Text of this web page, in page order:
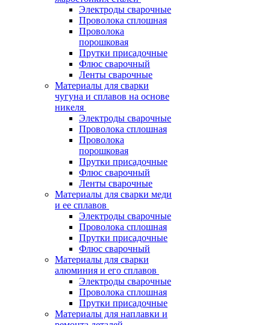
Электроды сварочные
Проволока сплошная
Проволока
порошковая
Прутки присадочные
Флюс сварочный
Ленты сварочные
Материалы для сварки
чугуна и сплавов на основе
никеля
Электроды сварочные
Проволока сплошная
Проволока
порошковая
Прутки присадочные
Флюс сварочный
Ленты сварочные
Материалы для сварки меди
и ее сплавов
Электроды сварочные
Проволока сплошная
Прутки присадочные
Флюс сварочный
Материалы для сварки
алюминия и его сплавов
Электроды сварочные
Проволока сплошная
Прутки присадочные
Материалы для наплавки и